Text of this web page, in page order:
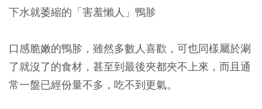
下水就萎縮的「害羞懶人」鴨胗
口感脆嫩的鴨胗，雖然多數人喜歡，可也同樣屬於涮
了就沒了的食材，甚至到最後夾都夾不上來，而且通
常一盤已經份量不多，吃不到更氣。